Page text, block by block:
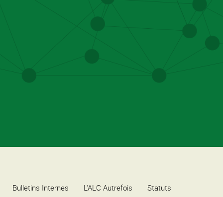
Bulletins Internes L'ALC Autrefois
Statuts